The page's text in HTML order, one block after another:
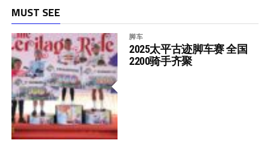
MUST SEE
脚车
2025太平古迹脚车赛 全国
2200骑手齐聚